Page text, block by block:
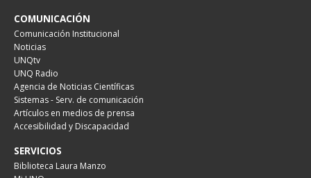
COMUNICACIÓN
Comunicación Institucional
Noticias
UNQtv
UNQ Radio
Agencia de Noticias Científicas
Sistemas - Serv. de comunicación
Artículos en medios de prensa
Accesibilidad y Discapacidad
SERVICIOS
Biblioteca Laura Manzo